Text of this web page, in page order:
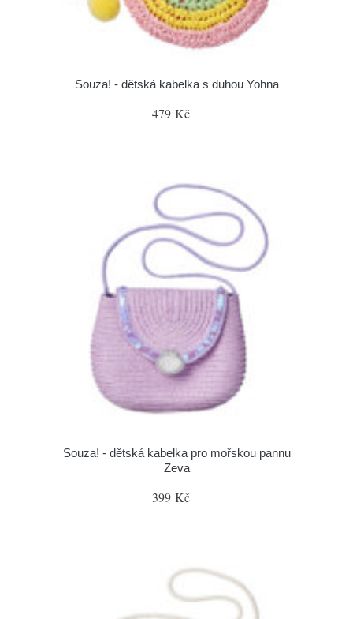
Souza! - dětská kabelka s duhou Yohna
479 Kč
Souza! - dětská kabelka pro mořskou pannu
Zeva
399 Kč